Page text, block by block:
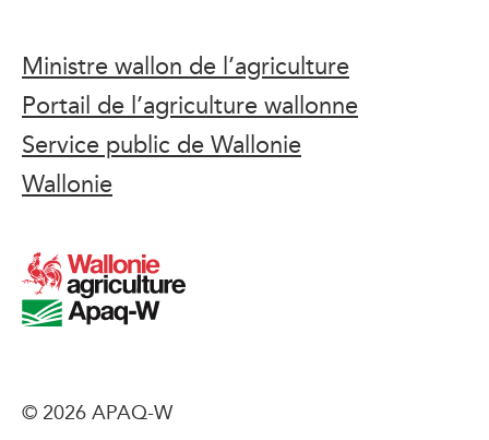
Ministre wallon de l’agriculture
Portail de l’agriculture wallonne
Service public de Wallonie
Wallonie
© 2026 APAQ-W